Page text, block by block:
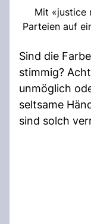
Mit «justice
Parteien auf
Sind die
stimmig?
unmöglich
seltsame
sind solch